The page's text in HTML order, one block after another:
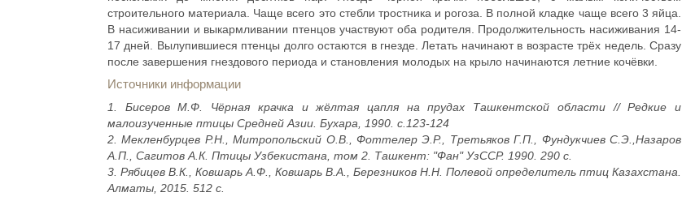
строительного материала. Чаще всего это стебли тростника и рогоза. В полной кладке чаще всего 3 яйца.
В насиживании и выкармливании птенцов участвуют оба родителя. Продолжительность насиживания 14-
17 дней. Вылупившиеся птенцы долго остаются в гнезде. Летать начинают в возрасте трёх недель. Сразу
после завершения гнездового периода и становления молодых на крыло начинаются летние кочёвки.
Источники информации
1. Бисеров М.Ф. Чёрная крачка и жёлтая цапля на прудах Ташкентской области // Редкие и
малоизученные птицы Средней Азии. Бухара, 1990. с.123-124
2. Мекленбурцев Р.Н., Митропольский О.В., Фоттелер Э.Р., Третьяков Г.П., Фундукчиев С.Э.,Назаров
А.П., Сагитов А.К. Птицы Узбекистана, том 2. Ташкент: "Фан" УзССР. 1990. 290 с.
3. Рябицев В.К., Ковшарь А.Ф., Ковшарь В.А., Березников Н.Н. Полевой определитель птиц Казахстана.
Алматы, 2015. 512 с.